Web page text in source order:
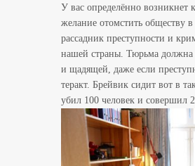
У вас определённо возникнет
желание отомстить обществу
рассадник преступности и
нашей страны. Тюрьма должна
и щадящей, даже если
теракт. Брейвик сидит вот в
убил 100 человек и совершил